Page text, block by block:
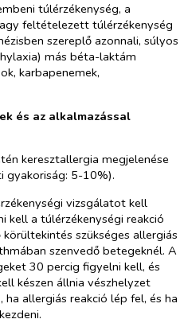
túlérzékenység, a
feltételezett túlérzékenység
szereplő azonnali, súlyos
más béta-laktám
karbapenemek,
és az alkalmazással
keresztallergia megjelenése
gyakoriság: 5-10%).
vizsgálatot kell
kell a túlérzékenységi reakció
szükséges allergiás
szenvedő betegeknél. A
30 percig figyelni kell, és
készen állnia vészhelyzet
allergiás reakció lép fel, és ha